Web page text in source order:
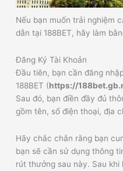
Nếu bạn muốn trải nghiệm
dẫn tại 188BET, hãy làm
Đăng Ký Tài Khoản
Đầu tiên, bạn cần đăng
188BET (https://
Sau đó, bạn điền đầy đủ
gồm tên, số điện thoại, địa
Hãy chắc chắn rằng bạn
bạn sẽ cần sử dụng thông
rút thưởng sau này. Sau khi